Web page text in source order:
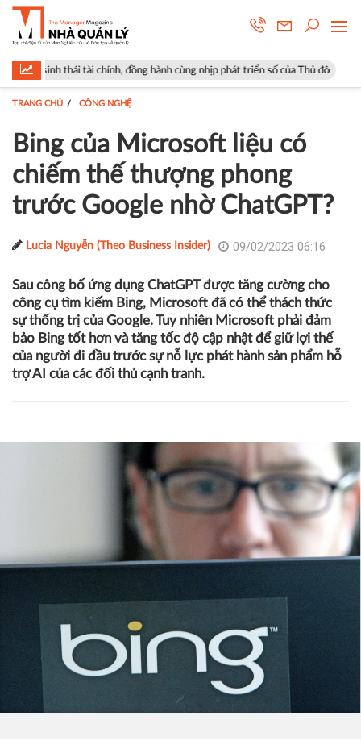
tài chính, đồng hành cùng nhịp phát triển số của Thủ đô Góp ý sửa
TRANG CHỦ CÔNG NGHỆ
Bing của Microsoft liệu có
chiếm thế thượng phong
trước Google nhờ ChatGPT?
Lucia Nguyễn (Theo Business Insider) 09/02/2023 06:16
Sau công bố ứng dụng ChatGPT được tăng cường cho
công cụ tìm kiếm Bing, Microsoft đã có thể thách thức
sự thống trị của Google. Tuy nhiên Microsoft phải đảm
bảo Bing tốt hơn và tăng tốc độ cập nhật để giữ lợi thế
của người đi đầu trước sự nỗ lực phát hành sản phẩm hỗ
trợ AI của các đối thủ cạnh tranh.